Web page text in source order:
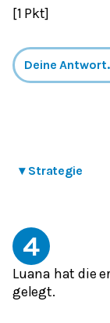
[1 Pkt]
▾ Strategie
4
Luana hat die
gelegt.